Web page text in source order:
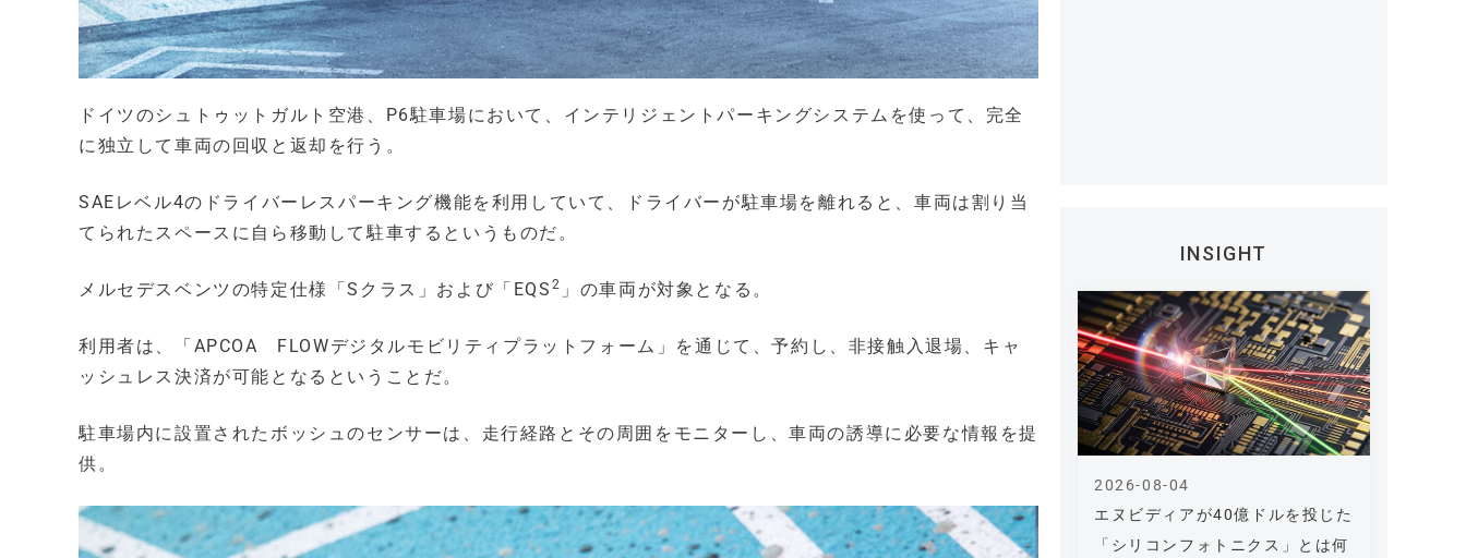
ドイツのシュトゥットガルト空港、P6駐車場において、インテリジェントパーキングシステムを使って、完全
に独立して車両の回収と返却を行う。
SAEレベル4のドライバーレスパーキング機能を利用していて、ドライバーが駐車場を離れると、車両は割り当
てられたスペースに自ら移動して駐車するというものだ。
メルセデスベンツの特定仕様「Sクラス」および「EQS 2 」の車両が対象となる。
利用者は、「APCOA FLOWデジタルモビリティプラットフォーム」を通じて、予約し、非接触入退場、キャ
ッシュレス決済が可能となるということだ。
駐車場内に設置されたボッシュのセンサーは、走行経路とその周囲をモニターし、車両の誘導に必要な情報を提
供。
INSIGHT
エヌビディアが40億ドルを投じた
「シリコンフォトニクス」とは何
2026-08-04